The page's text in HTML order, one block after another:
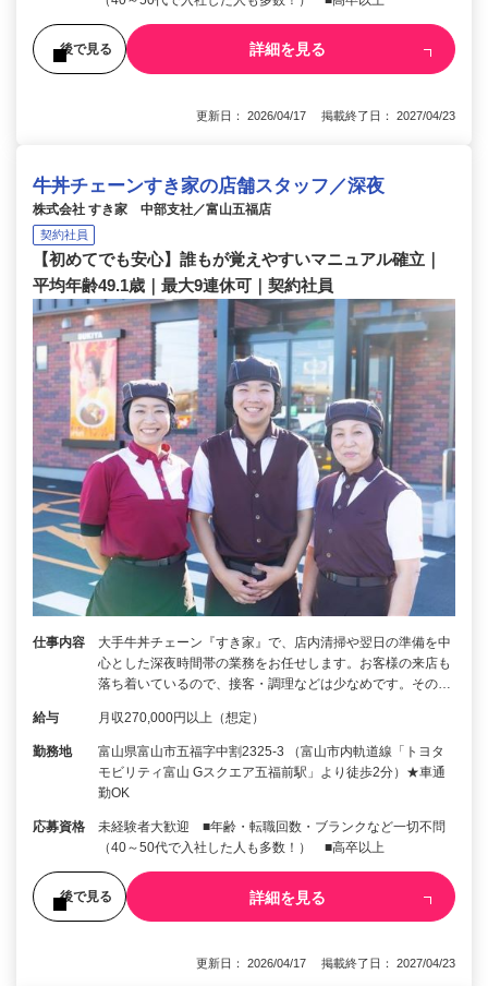
後で見る 詳細を見る
更新日： 2026/04/17 掲載終了日： 2027/04/23
牛丼チェーンすき家の店舗スタッフ／深夜
株式会社 すき家 中部支社／富山五福店
契約社員
【初めてでも安心】誰もが覚えやすいマニュアル確立｜
平均年齢49.1歳｜最大9連休可｜契約社員
仕事内容
大手牛丼チェーン『すき家』で、店内清掃や翌日の準備を中
心とした深夜時間帯の業務をお任せします。お客様の来店も
落ち着いているので、接客・調理などは少なめです。その…
給与 月収270,000円以上（想定）
勤務地
富山県富山市五福字中割2325-3 （富山市内軌道線「トヨタ
モビリティ富山 Gスクエア五福前駅」より徒歩2分）★車通
勤OK
応募資格
未経験者大歓迎 ■年齢・転職回数・ブランクなど一切不問
（40～50代で入社した人も多数！） ■高卒以上
後で見る 詳細を見る
更新日： 2026/04/17 掲載終了日： 2027/04/23